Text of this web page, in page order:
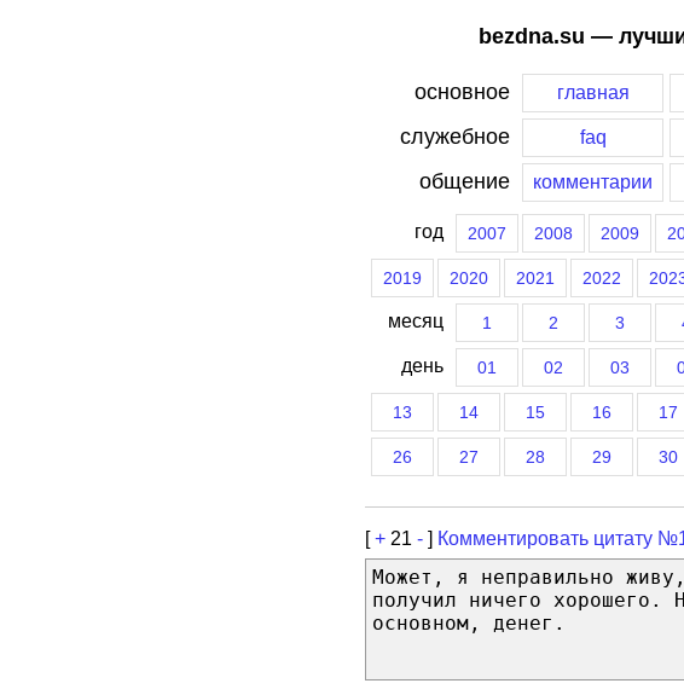
bezdna.su —
основное главная
служебное faq
общение комментарии
год 2007 2008 2009
2019 2020 2021 2022
месяц 1 2 3
день 01 02 03
13 14 15 16 17
26 27 28 29 30
[+ 21 - ] Комментировать цитату
Может, я неправильно
получил ничего
основном, денег.